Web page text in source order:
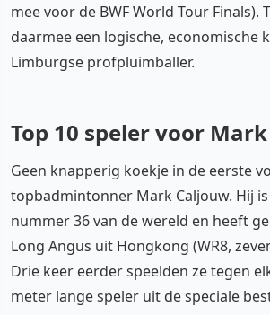
mee voor de BWF World Tour Finals).
daarmee een logische, economische
Limburgse profpluimballer.
Instagram
Cookie-instellingen aanpassen
Top 10 speler voor
Geen knapperig koekje in de eerste
topbadmintonner Mark Caljouw. Hij
nummer 36 van de wereld en heeft
Long Angus uit Hongkong (WR8,
Drie keer eerder speelden ze tegen
meter lange speler uit de speciale